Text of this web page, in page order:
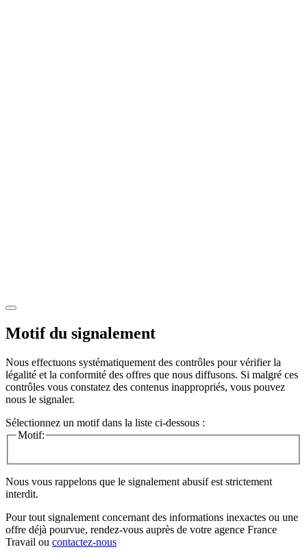
Motif du signalement
Nous effectuons systématiquement des contrôles pour vérifier la
légalité et la conformité des offres que nous diffusons. Si malgré ces
contrôles vous constatez des contenus inappropriés, vous pouvez
nous le signaler.
Sélectionnez un motif dans la liste ci-dessous :
Motif:
Nous vous rappelons que le signalement abusif est strictement
interdit.
Pour tout signalement concernant des informations inexactes ou une
offre déjà pourvue, rendez-vous auprès de votre agence France
Travail ou contactez-nous